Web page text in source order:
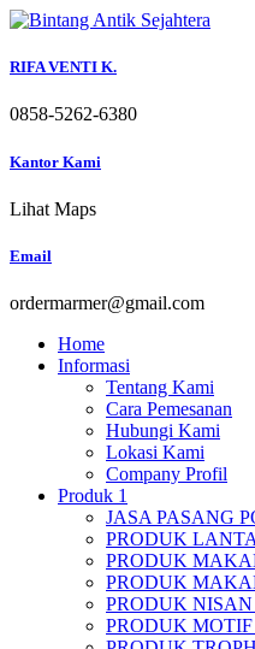
Skip
content
RIFA VENTI K.
0858-5262-6380
Kantor Kami
Lihat Maps
Email
ordermarmer@gmail.com
Home
Informasi
Tentang Kami
Cara Pemesanan
Hubungi Kami
Lokasi Kami
Company Profil
Produk 1
JASA PASANG
PRODUK
PRODUK
PRODUK
PRODUK
PRODUK